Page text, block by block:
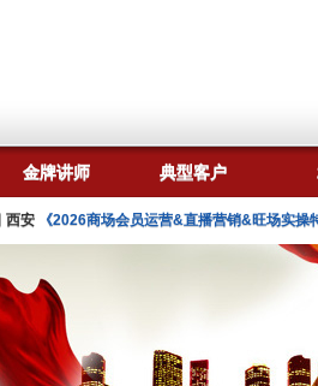
金牌讲师 典型客户
《2026商场会员运营&直播营销&旺场实操特训